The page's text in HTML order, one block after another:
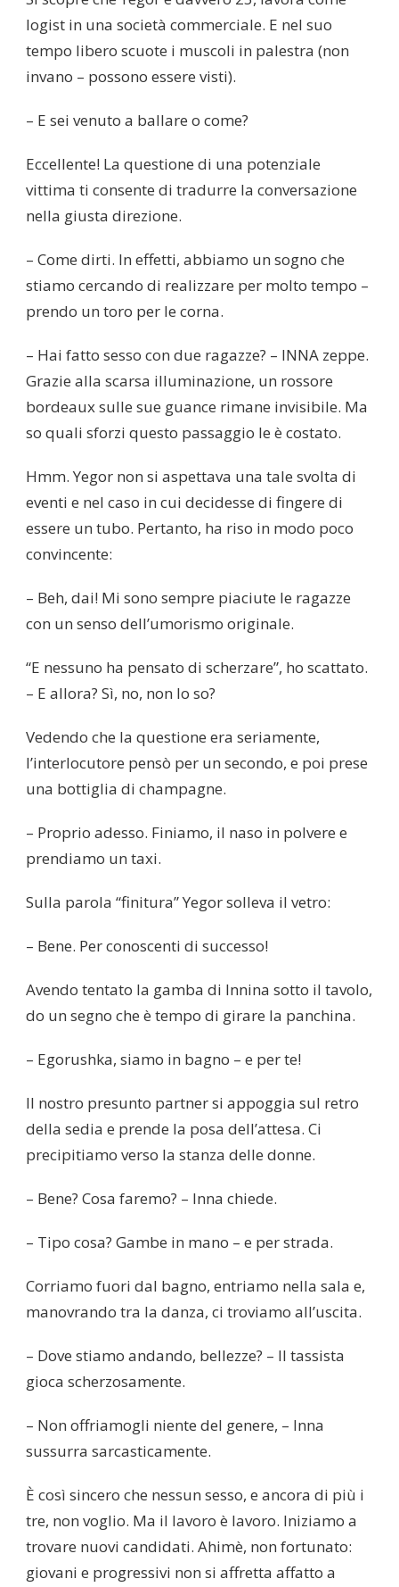
logist in una società commerciale. E nel suo
tempo libero scuote i muscoli in palestra (non
invano – possono essere visti).
– E sei venuto a ballare o come?
Eccellente! La questione di una potenziale
vittima ti consente di tradurre la conversazione
nella giusta direzione.
– Come dirti. In effetti, abbiamo un sogno che
stiamo cercando di realizzare per molto tempo –
prendo un toro per le corna.
– Hai fatto sesso con due ragazze? – INNA zeppe.
Grazie alla scarsa illuminazione, un rossore
bordeaux sulle sue guance rimane invisibile. Ma
so quali sforzi questo passaggio le è costato.
Hmm. Yegor non si aspettava una tale svolta di
eventi e nel caso in cui decidesse di fingere di
essere un tubo. Pertanto, ha riso in modo poco
convincente:
– Beh, dai! Mi sono sempre piaciute le ragazze
con un senso dell’umorismo originale.
“E nessuno ha pensato di scherzare”, ho scattato.
– E allora? Sì, no, non lo so?
Vedendo che la questione era seriamente,
l’interlocutore pensò per un secondo, e poi prese
una bottiglia di champagne.
– Proprio adesso. Finiamo, il naso in polvere e
prendiamo un taxi.
Sulla parola “finitura” Yegor solleva il vetro:
– Bene. Per conoscenti di successo!
Avendo tentato la gamba di Innina sotto il tavolo,
do un segno che è tempo di girare la panchina.
– Egorushka, siamo in bagno – e per te!
Il nostro presunto partner si appoggia sul retro
della sedia e prende la posa dell’attesa. Ci
precipitiamo verso la stanza delle donne.
– Bene? Cosa faremo? – Inna chiede.
– Tipo cosa? Gambe in mano – e per strada.
Corriamo fuori dal bagno, entriamo nella sala e,
manovrando tra la danza, ci troviamo all’uscita.
– Dove stiamo andando, bellezze? – Il tassista
gioca scherzosamente.
– Non offriamogli niente del genere, – Inna
sussurra sarcasticamente.
È così sincero che nessun sesso, e ancora di più i
tre, non voglio. Ma il lavoro è lavoro. Iniziamo a
trovare nuovi candidati. Ahimè, non fortunato:
giovani e progressivi non si affretta affatto a